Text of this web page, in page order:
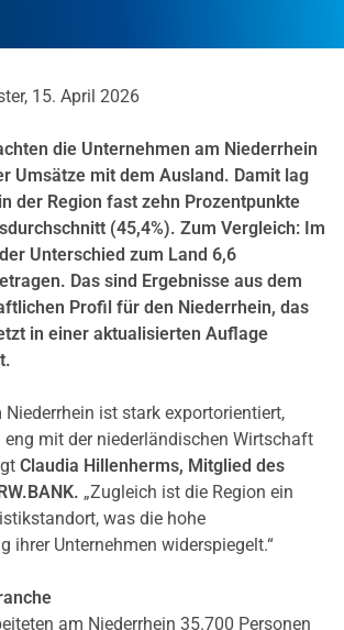
15. April 2026
die Unternehmen am Niederrhein
Umsätze mit dem Ausland. Damit lag
der Region fast zehn Prozentpunkte
(45,4%). Zum Vergleich: Im
Unterschied zum Land 6,6
Das sind Ergebnisse aus dem
Profil für den Niederrhein, das
in einer aktualisierten Auflage
Niederrhein ist stark exportorientiert,
eng mit der niederländischen Wirtschaft
Claudia Hillenherms, Mitglied des
„Zugleich ist die Region ein
was die hohe
ihrer Unternehmen widerspiegelt.“
am Niederrhein 35.700 Personen